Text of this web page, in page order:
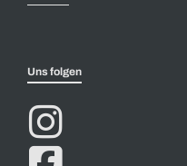
Uns folgen
